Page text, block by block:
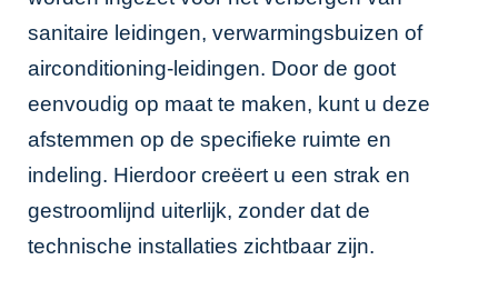
sanitaire leidingen, verwarmingsbuizen of
airconditioning-leidingen. Door de goot
eenvoudig op maat te maken, kunt u deze
afstemmen op de specifieke ruimte en
indeling. Hierdoor creëert u een strak en
gestroomlijnd uiterlijk, zonder dat de
technische installaties zichtbaar zijn.